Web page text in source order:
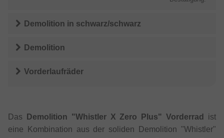
Demolition in schwarz/schwarz
Demolition
Vorderlaufräder
Das Demolition "Whistler X Zero Plus" Vorderrad
ist
eine Kombination aus der soliden Demolition "Whistler"